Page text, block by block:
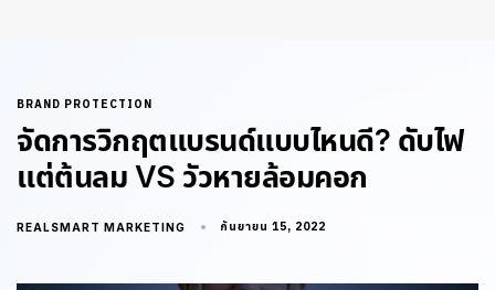
BRAND PROTECTION
จัดการวิกฤตแบรนด์แบบไหนดี? ดับไฟ
แต่ต้นลม VS วัวหายล้อมคอก
REALSMART MARKETING กันยายน 15, 2022